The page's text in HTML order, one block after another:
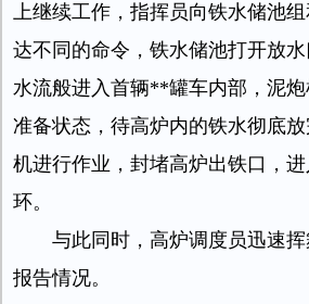
上继续工作，指挥员向铁水储池
达不同的命令，铁水储池打开放
水流般进入首辆**罐车内部，泥
准备状态，待高炉内的铁水彻底
机进行作业，封堵高炉出铁口，
环。
与此同时，高炉调度员迅速
报告情况。